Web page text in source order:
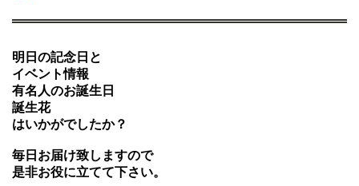
明日の記念日と
イベント情報
有名人のお誕生日
誕生花
はいかがでしたか？
毎日お届け致しますので
是非お役に立てて下さい。